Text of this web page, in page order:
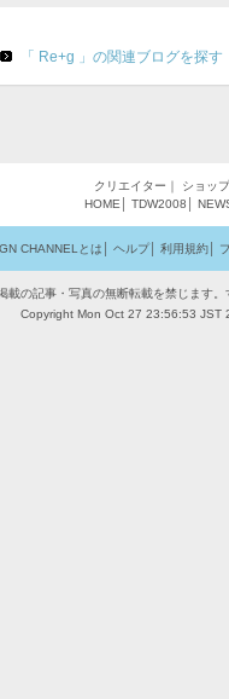
「 Re+g 」の関連ブログを探す
クリエイター ｜ ショップ
HOME
TDW2008
CHANNELとは ヘルプ│ 利用規約│
載の記事・写真の無断転載を禁じます
Copyright Mon Oct 27 23:56:53 JST